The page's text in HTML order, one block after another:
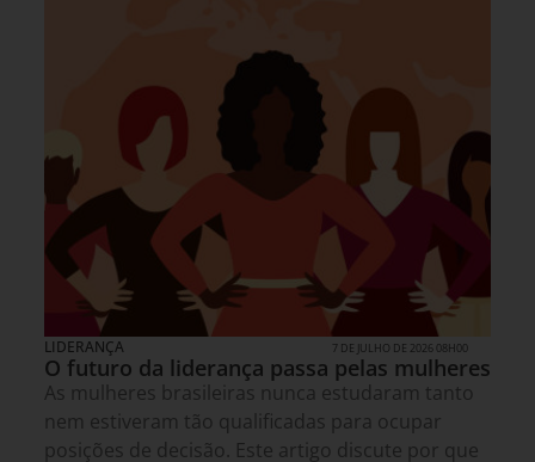
LIDERANÇA 7 DE JULHO DE 2026 08H00
O futuro da liderança passa pelas mulheres
As mulheres brasileiras nunca estudaram tanto
nem estiveram tão qualificadas para ocupar
posições de decisão. Este artigo discute por que